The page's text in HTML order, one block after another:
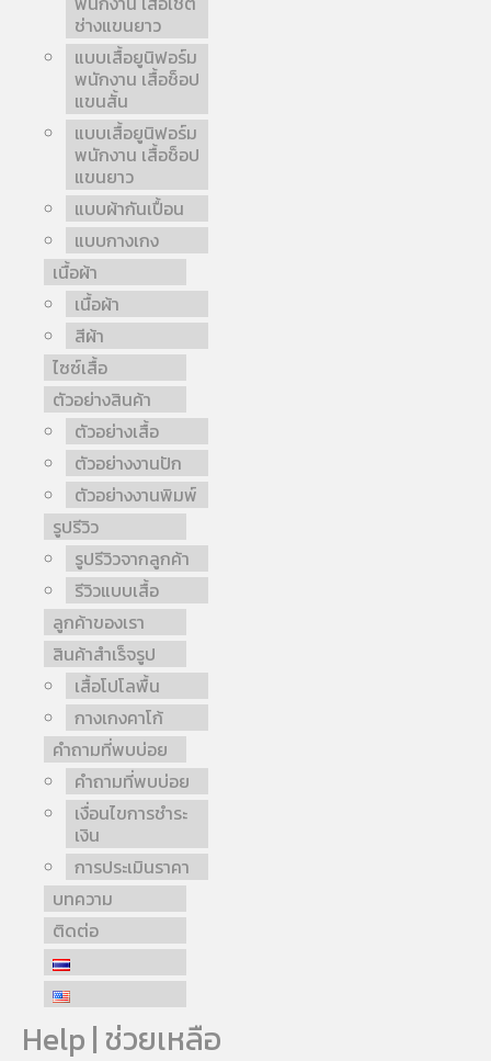
ช่างแขนยาว
แบบเสื้อยูนิฟอร์ม
พนักงาน เสื้อช็อป
แขนสั้น
แบบเสื้อยูนิฟอร์ม
พนักงาน เสื้อช็อป
แขนยาว
แบบผ้ากันเปื้อน
แบบกางเกง
เนื้อผ้า
เนื้อผ้า
สีผ้า
ไซซ์เสื้อ
ตัวอย่างสินค้า
ตัวอย่างเสื้อ
ตัวอย่างงานปัก
ตัวอย่างงานพิมพ์
รูปรีวิว
รูปรีวิวจากลูกค้า
รีวิวแบบเสื้อ
ลูกค้าของเรา
สินค้าสำเร็จรูป
เสื้อโปโลพื้น
กางเกงคาโก้
คำถามที่พบบ่อย
คำถามที่พบบ่อย
เงื่อนไขการชำระ
เงิน
การประเมินราคา
บทความ
ติดต่อ
Help | ช่วยเหลือ